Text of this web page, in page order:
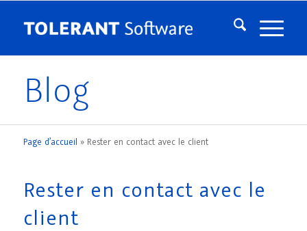
Blog
Page d’accueil » Rester en contact avec le client
Rester en contact avec le
client